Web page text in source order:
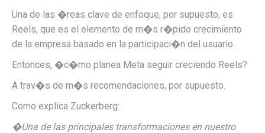
Una de las �reas clave de enfoque, por supuesto, es
Reels, que es el elemento de m�s r�pido crecimiento
de la empresa basado en la participaci�n del usuario.
Entonces, �c�mo planea Meta seguir creciendo Reels?
A trav�s de m�s recomendaciones, por supuesto.
Como explica Zuckerberg:
�Una de las principales transformaciones en nuestro